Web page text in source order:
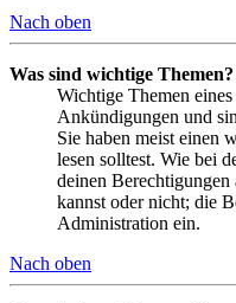
Nach oben
Was sind wichtige Themen?
Wichtige Themen
Ankündigungen und
Sie haben meist einen
lesen solltest. Wie bei
deinen
kannst oder nicht; die
Administration ein.
Nach oben